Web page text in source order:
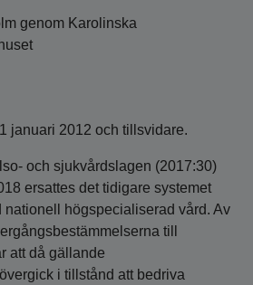
genom Karolinska
januari 2012 och tillsvidare.
och sjukvårdslagen (2017:30)
ersattes det tidigare systemet
nationell högspecialiserad vård. Av
till
att då gällande
i tillstånd att bedriva